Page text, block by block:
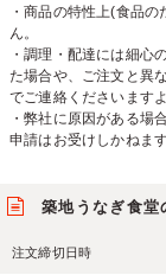
・商品の特性上(食品
ん。
・調理・配達には細心
た場合や、ご注文と異
でご連絡くださいます
・弊社に原因がある場
申請はお受けしかねま
築地うなぎ食堂
注文締切日時